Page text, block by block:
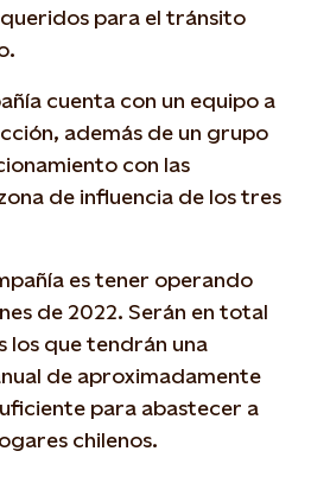
para el tránsito
cuenta con un equipo a
además de un grupo
con las
de influencia de los tres
es tener operando
de 2022. Serán en total
los que tendrán una
de aproximadamente
para abastecer a
chilenos.